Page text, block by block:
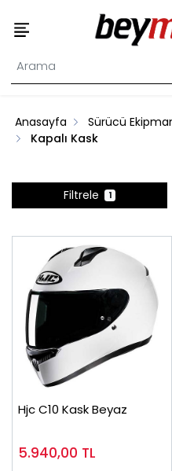
Anasayfa Sürücü
Kapalı Kask
Filtrele 1
Hjc C10 Kask Beyaz
5.940,00 TL